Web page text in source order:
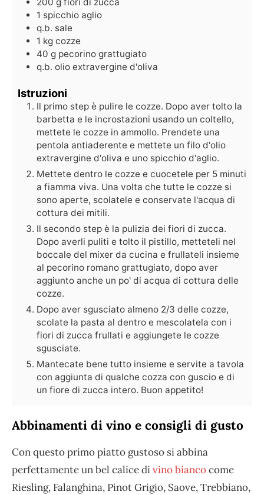
200 g fiori di zucca
1 spicchio aglio
q.b. sale
1 kg cozze
40 g pecorino grattugiato
q.b. olio extravergine d'oliva
Istruzioni
Il primo step è pulire le cozze. Dopo aver tolto la
barbetta e le incrostazioni usando un coltello,
mettete le cozze in ammollo. Prendete una
pentola antiaderente e mettete un filo d'olio
extravergine d'oliva e uno spicchio d'aglio.
Mettete dentro le cozze e cuocetele per 5 minuti
a fiamma viva. Una volta che tutte le cozze si
sono aperte, scolatele e conservate l'acqua di
cottura dei mitili.
Il secondo step è la pulizia dei fiori di zucca.
Dopo averli puliti e tolto il pistillo, metteteli nel
boccale del mixer da cucina e frullateli insieme
al pecorino romano grattugiato, dopo aver
aggiunto anche un po' di acqua di cottura delle
cozze.
Dopo aver sgusciato almeno 2/3 delle cozze,
scolate la pasta al dentro e mescolatela con i
fiori di zucca frullati e aggiungete le cozze
sgusciate.
Mantecate bene tutto insieme e servite a tavola
con aggiunta di qualche cozza con guscio e di
un fiore di zucca intero. Buon appetito!
Abbinamenti di vino e consigli di gusto
Con questo primo piatto gustoso si abbina
perfettamente un bel calice divino biancocome
Riesling, Falanghina, Pinot Grigio, Saove, Trebbiano,